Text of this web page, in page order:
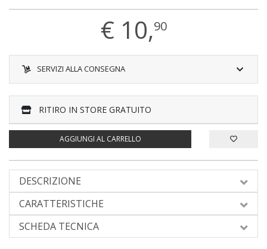
€ 10,90
SERVIZI ALLA CONSEGNA
RITIRO IN STORE GRATUITO
AGGIUNGI AL CARRELLO
DESCRIZIONE
CARATTERISTICHE
SCHEDA TECNICA